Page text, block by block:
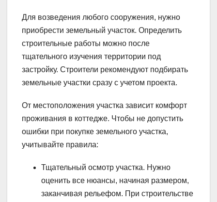
Для возведения любого сооружения, нужно
приобрести земельный участок. Определить
строительные работы можно после
тщательного изучения территории под
застройку. Строители рекомендуют подбирать
земельные участки сразу с учетом проекта.
От местоположения участка зависит комфорт
проживания в коттедже. Чтобы не допустить
ошибки при покупке земельного участка,
учитывайте правила:
Тщательный осмотр участка. Нужно
оценить все нюансы, начиная размером,
заканчивая рельефом. При строительстве